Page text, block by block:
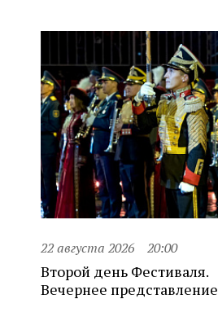
22 августа 2026 20:00
Второй день Фестиваля.
Вечернее представление